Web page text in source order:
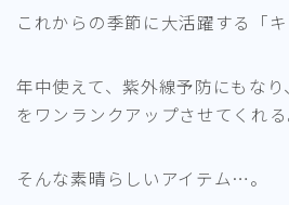
これからの季節に大活躍する「キ
年中使えて、紫外線予防にもな
をワンランクアップさせてくれる
そんな素晴らしいアイテム…。